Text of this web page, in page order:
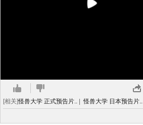
[相关]怪兽大学 正式预告片.. |怪兽大学 日本预告片..